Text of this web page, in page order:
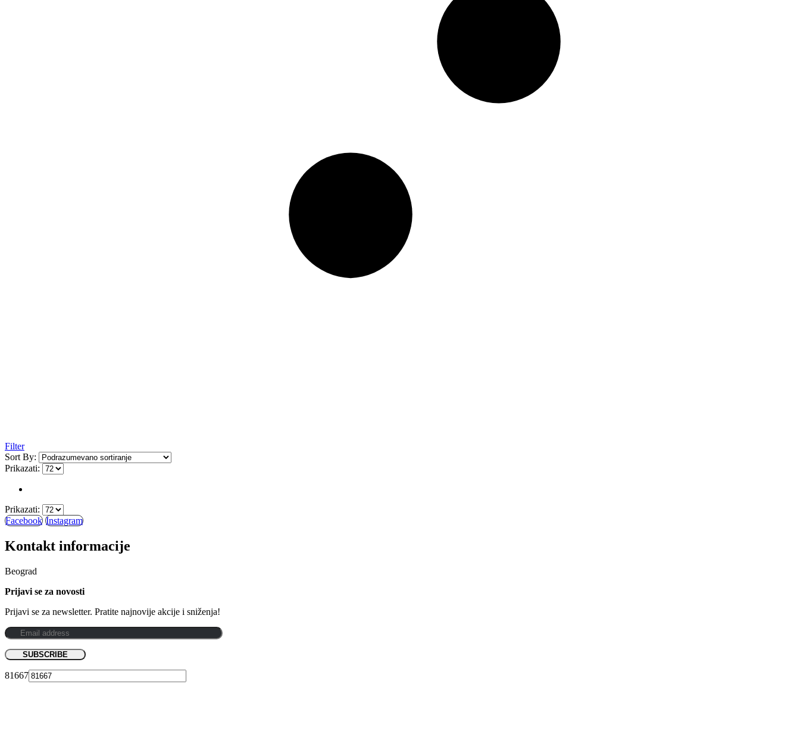
Filter
Sort By:
Prikazati:
Prikazati:
Facebook Instagram
Kontakt informacije
Beograd
Prijavi se za novosti
Prijavi se za newsletter. Pratite najnovije akcije i sniženja!
81667